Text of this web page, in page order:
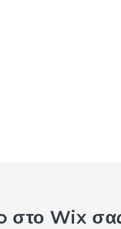
στο Wix